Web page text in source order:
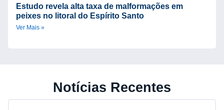
Estudo revela alta taxa de malformações em
peixes no litoral do Espírito Santo
Ver Mais »
Notícias Recentes